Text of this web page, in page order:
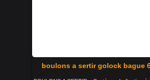
boulons a sertir golock bague